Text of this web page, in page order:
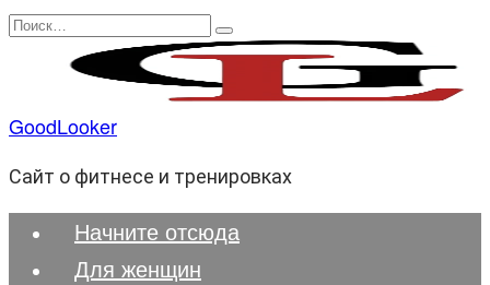
Перейти
содержанию
Search
GoodLooker
Сайт о фитнесе и тренировках
Начните отсюда
Для женщин